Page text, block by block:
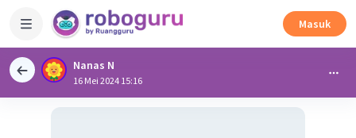
Masuk
Nanas N
16 Mei 2024 15:16